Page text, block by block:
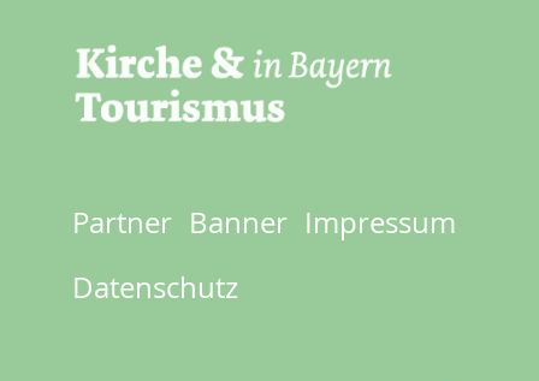
Footer
menu
Partner Banner Impressum
Datenschutz